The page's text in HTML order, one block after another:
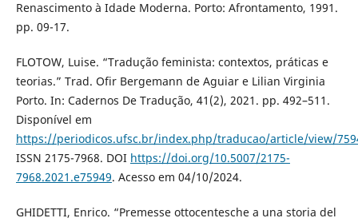
Renascimento à Idade Moderna. Porto: Afrontamento, 1991.
pp. 09-17.
FLOTOW, Luise. “Tradução feminista: contextos, práticas e
teorias.” Trad. Ofir Bergemann de Aguiar e Lilian Virginia
Porto. In: Cadernos De Tradução, 41(2), 2021. pp. 492–511.
Disponível em
https://periodicos.ufsc.br/index.php/traducao/article/view/
ISSN 2175-7968. DOI https://doi.org/10.5007/2175-
7968.2021.e75949. Acesso em 04/10/2024.
GHIDETTI, Enrico. “Premesse ottocentesche a una storia del